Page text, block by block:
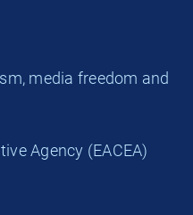
media freedom and
Agency (EACEA)